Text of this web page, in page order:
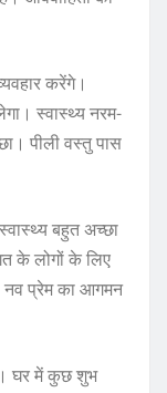
करेंगे।
स्वास्थ्य नरम-
पीली वस्तु पास
बहुत अच्छा
के लोगों के लिए
नव प्रेम का आगमन
घर में कुछ शुभ